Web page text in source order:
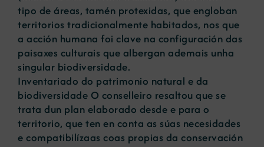
tipo de áreas, tamén protexidas, que engloban
territorios tradicionalmente habitados, nos que
a acción humana foi clave na configuración das
paisaxes culturais que albergan ademais unha
singular biodiversidade.
Inventariado do patrimonio natural e da
biodiversidade O conselleiro resaltou que se
trata dun plan elaborado desde e para o
territorio, que ten en conta as súas necesidades
e compatibilízaas coas propias da conservación